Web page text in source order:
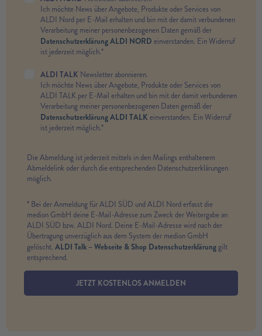
Ich möchte News über Angebote, Produkte oder Services von
ALDI Nord per E-Mail erhalten und bin mit der damit verbundenen
Verarbeitung meiner personenbezogenen Daten gemäß der
Datenschutzerklärung ALDI NORD einverstanden. Ein Widerruf
ist jederzeit möglich.*
ALDI TALK Newsletter abonnieren.
Ich möchte News über Angebote, Produkte oder Services von
ALDI TALK per E-Mail erhalten und bin mit der damit verbundenen
Verarbeitung meiner personenbezogenen Daten gemäß der
Datenschutzerklärung ALDI TALK einverstanden. Ein Widerruf
ist jederzeit möglich.*
Die Abmeldung ist jederzeit mittels in den Mailings enthaltenem
Abmeldelink oder durch die entsprechenden Datenschutzerklärungen
möglich.
* Bei der Anmeldung für ALDI SÜD und ALDI Nord erfasst die
medion GmbH deine E-Mail-Adresse zum Zweck der Weitergabe an
ALDI SÜD bzw. ALDI Nord. Deine E-Mail-Adresse wird nach der
Übertragung unverzüglich aus dem System der medion GmbH
gelöscht. ALDI Talk – Webseite & Shop Datenschutzerklärunggilt
entsprechend.
JETZT KOSTENLOS ANMELDEN